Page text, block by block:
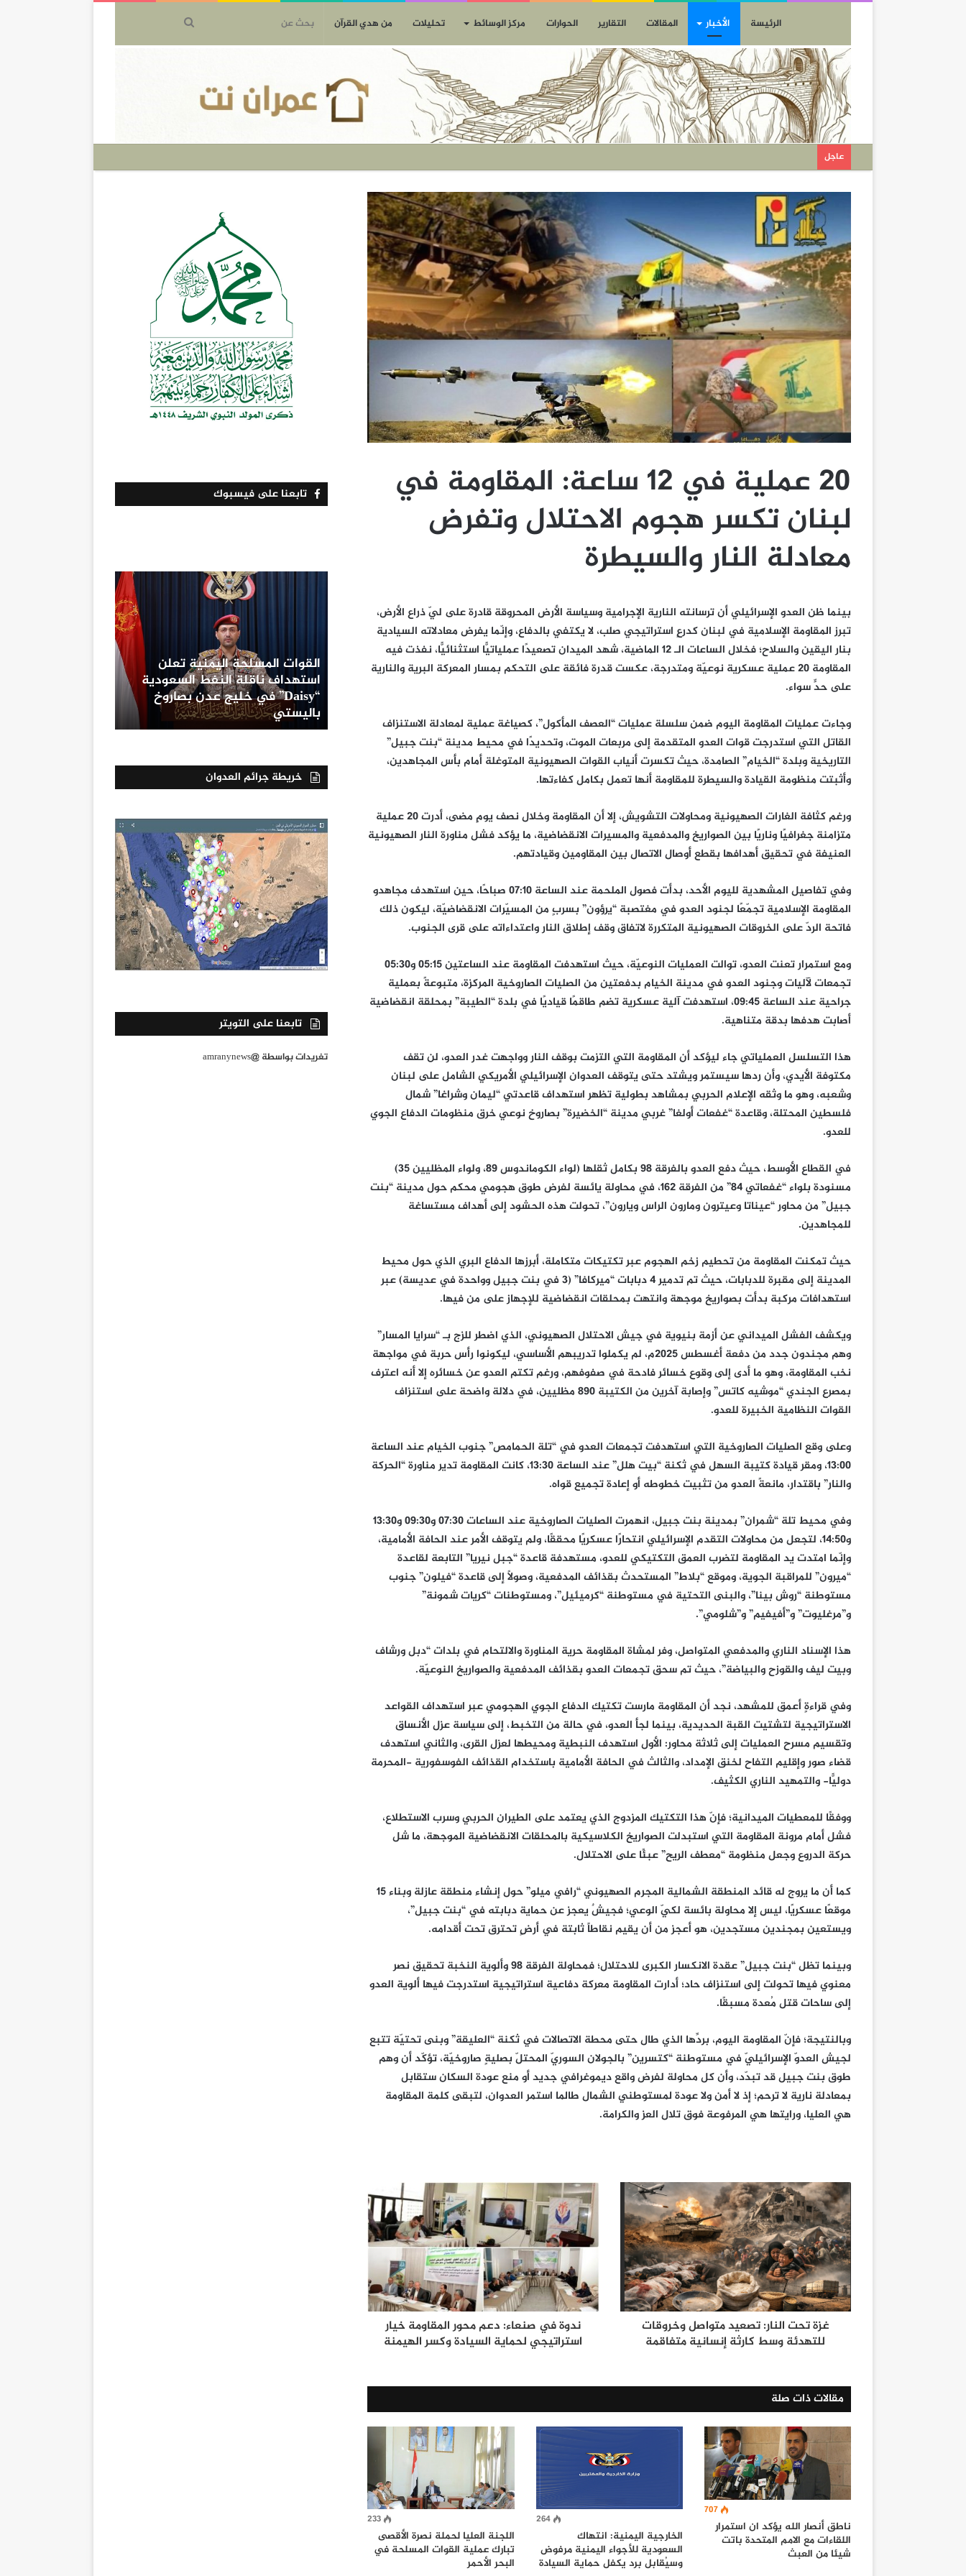
الرئيسة الأخبار المقالات التقارير الحوارات مركز الوسائط تحليلات من هدي القرآن
عاجل
20 عملية في 12 ساعة: المقاومة في
لبنان تكسر هجوم الاحتلال وتفرض
معادلة النار والسيطرة
بينما ظن العدو الإسرائيلي أن ترسانته النارية الإجرامية وسياسة الأرض المحروقة قادرة على ليّ ذراع الأرض،
تبرز المقاومة الإسلامية في لبنان كدرعٍ استراتيجي صلب، لا يكتفي بالدفاع، وإنّما يفرض معادلاته السيادية
بنار اليقين والسلاح؛ فخلال الساعات الـ 12 الماضية، شهد الميدان تصعيدًا عملياتيًّا استثنائيًّا، نفذت فيه
المقاومة 20 عملية عسكرية نوعيّة ومتدرجة، عكست قدرة فائقة على التحكم بمسار المعركة البرية والنارية
على حدٍّ سواء.
وجاءت عمليات المقاومة اليوم ضمن سلسلة عمليات “العصف المأكول”، كصياغة عملية لمعادلة الاستنزاف
القاتل التي استدرجت قوات العدو المتقدمة إلى مربعات الموت، وتحديدًا في محيط مدينة “بنت جبيل”
التاريخية وبلدة “الخيام” الصامدة، حيث تكسرت أنياب القوات الصهيونية المتوغلة أمام بأس المجاهدين،
وأثبتت منظومة القيادة والسيطرة للمقاومة أنها تعمل بكامل كفاءتها.
ورغم كثافة الغارات الصهيونية ومحاولات التشويش، إلا أن المقاومة وخلال نصف يومٍ مضى، أدرت 20 عملية
متزامنة جغرافيًا وناريًا بين الصواريخ والمدفعية والمسيرات الانقضاضية، ما يؤكد فشل مناورة النار الصهيونية
العنيفة في تحقيق أهدافها بقطع أوصال الاتصال بين المقاومين وقيادتهم.
وفي تفاصيل المشهدية لليوم الأحد، بدأت فصول الملحمة عند الساعة 07:10 صباحًا، حين استهدف مجاهدو
المقاومة الإسلامية تجمّعًا لجنود العدو في مغتصبة “يرؤون” بسربٍ من المسيّرات الانقضاضيّة، ليكون ذلك
فاتحة الردّ على الخروقات الصهيونية المتكررة لاتفاق وقف إطلاق النار واعتداءاته على قرى الجنوب.
ومع استمرار تعنت العدو، توالت العمليات النوعيّة، حيث استهدفت المقاومة عند الساعتين 05:15 و05:30
تجمعات لآليات وجنود العدو في مدينة الخيام بدفعتين من الصليات الصاروخية المركزة، متبوعةً بعملية
جراحية عند الساعة 09:45، استهدفت آلية عسكرية تضم طاقمًا قياديًا في بلدة “الطيبة” بمحلقة انقضاضية
أصابت هدفها بدقة متناهية.
هذا التسلسل العملياتي جاء ليؤكد أن المقاومة التي التزمت بوقف النار وواجهت غدر العدو، لن تقف
مكتوفة الأيدي، وأن ردها سيستمر ويشتد حتى يتوقف العدوان الإسرائيلي الأمريكي الشامل على لبنان
وشعبه، وهو ما وثقه الإعلام الحربي بمشاهد بطولية تظهر استهداف قاعدتي “ليمان وشراغا” شمال
فلسطين المحتلة، وقاعدة “غفعات أولغا” غربي مدينة “الخضيرة” بصاروخ نوعي خرق منظومات الدفاع الجوي
للعدو.
في القطاع الأوسط، حيث دفع العدو بالفرقة 98 بكامل ثقلها (لواء الكوماندوس 89، ولواء المظليين 35)
مسنودة بلواء “غفعاتي 84” من الفرقة 162، في محاولة يائسة لفرض طوق هجومي محكم حول مدينة “بنت
جبيل” من محاور “عيناتا وعيترون ومارون الراس ويارون”، تحولت هذه الحشود إلى أهداف مستساغة
للمجاهدين.
حيث تمكنت المقاومة من تحطيم زخم الهجوم عبر تكتيكات متكاملة، أبرزها الدفاع البري الذي حول محيط
المدينة إلى مقبرة للدبابات، حيث تم تدمير 4 دبابات “ميركافا” (3 في بنت جبيل وواحدة في عديسة) عبر
استهدافات مركبة بدأت بصواريخ موجهة وانتهت بمحلقات انقضاضية للإجهاز على من فيها.
ويكشف الفشل الميداني عن أزمة بنيوية في جيش الاحتلال الصهيوني، الذي اضطر للزج بـ “سرايا المسار”
وهم مجندون جدد من دفعة أغسطس 2025م، لم يكملوا تدريبهم الأساسي، ليكونوا رأس حربة في مواجهة
نخب المقاومة، وهو ما أدى إلى وقوع خسائر فادحة في صفوفهم، ورغم تكتم العدو عن خسائره إلا أنه اعترف
بمصرع الجندي “موشيه كاتس” وإصابة آخرين من الكتيبة 890 مظليين، في دلالة واضحة على استنزاف
القوات النظامية الخبيرة للعدو.
وعلى وقع الصليات الصاروخية التي استهدفت تجمعات العدو في “تلة الحمامص” جنوب الخيام عند الساعة
13:00، ومقر قيادة كتيبة السهل في ثكنة “بيت هلل” عند الساعة 13:30، كانت المقاومة تدير مناورة “الحركة
والنار” باقتدار، مانعةً العدو من تثبيت خطوطه أو إعادة تجميع قواه.
وفي محيط تلة “شمران” بمدينة بنت جبيل، انهمرت الصليات الصاروخية عند الساعات 07:30 و09:30 و13:30
و14:50، لتجعل من محاولات التقدم الإسرائيلي انتحارًا عسكريًا محققًا، ولم يتوقف الأمر عند الحافة الأمامية،
وإنّما امتدت يد المقاومة لتضرب العمق التكتيكي للعدو، مستهدفة قاعدة “جبل نيريا” التابعة لقاعدة
“ميرون” للمراقبة الجوية، وموقع “بلاط” المستحدث بقذائف المدفعية، وصولًا إلى قاعدة “فيلون” جنوب
مستوطنة “روش بينا”، والبنى التحتية في مستوطنة “كرميئيل”، ومستوطنات “كريات شمونة”
و”مرغليوت” و”أفيفيم” و”شلومي”.
هذا الإسناد الناري والمدفعي المتواصل، وفر لمشاة المقاومة حرية المناورة والالتحام في بلدات “دبل ورشاف
وبيت ليف والقوزح والبياضة”، حيث تم سحق تجمعات العدو بقذائف المدفعية والصواريخ النوعيّة.
وفي قراءةٍ أعمق للمشهد، نجد أن المقاومة مارست تكتيك الدفاع الجوي الهجومي عبر استهداف القواعد
الاستراتيجية لتشتيت القبة الحديدية، بينما لجأ العدو، في حالة من التخبط، إلى سياسة عزل الأنساق
وتقسيم مسرح العمليات إلى ثلاثة محاور: الأول استهدف النبطية ومحيطها لعزل القرى، والثاني استهدف
قضاء صور وإقليم التفاح لخنق الإمداد، والثالث في الحافة الأمامية باستخدام القذائف الفوسفورية -المحرمة
دوليًّا- والتمهيد الناري الكثيف.
ووفقًا للمعطيات الميدانية؛ فإنّ هذا التكتيك المزدوج الذي يعتمد على الطيران الحربي وسرب الاستطلاع،
فشل أمام مرونة المقاومة التي استبدلت الصواريخ الكلاسيكية بالمحلقات الانقضاضية الموجهة، ما شل
حركة الدروع وجعل منظومة “معطف الريح” عبئًا على الاحتلال.
كما أن ما يروج له قائد المنطقة الشمالية المجرم الصهيوني “رافي ميلو” حول إنشاء منطقة عازلة وبناء 15
موقعًا عسكريًا، ليس إلا محاولة بائسة لكيّ الوعي؛ فجيشٌ يعجز عن حماية دبابته في “بنت جبيل”،
ويستعين بمجندين مستجدين، هو أعجز من أن يقيم نقاطاً ثابتة في أرضٍ تحترق تحت أقدامه.
وبينما تظل “بنت جبيل” عقدة الانكسار الكبرى للاحتلال؛ فمحاولة الفرقة 98 وألوية النخبة تحقيق نصر
معنوي فيها تحولت إلى استنزاف حاد؛ أدارت المقاومة معركة دفاعية استراتيجية استدرجت فيها ألوية العدو
إلى ساحات قتل مُعدة مسبقًا.
وبالنتيجة؛ فإنّ المقاومة اليوم، بردِّها الذي طال حتى محطة الاتصالات في ثكنة “العليقة” وبنى تحتيّة تتبع
لجيش العدوّ الإسرائيليّ في مستوطنة “كتسرين” بالجولان السوريّ المحتلّ بصليةٍ صاروخيّة، تؤكّد أن وهم
طوق بنت جبيل قد تبدّد، وأن كل محاولة لفرض واقع ديموغرافي جديد أو منع عودة السكان ستقابل
بمعادلة نارية لا ترحم؛ إذ لا أمن ولا عودة لمستوطني الشمال طالما استمر العدوان، لتبقى كلمة المقاومة
هي العليا، ورايتها هي المرفوعة فوق تلال العز والكرامة.
غزة تحت النار: تصعيد متواصل وخروقات
للتهدئة وسط كارثة إنسانية متفاقمة
ندوة في صنعاء: دعم محور المقاومة خيار
استراتيجي لحماية السيادة وكسر الهيمنة
مقالات ذات صلة
707
ناطق أنصار الله يؤكد ان استمرار
اللقاءات مع الامم المتحدة باتت
شيئا من العبث
264
الخارجية اليمنية: انتهاك
السعودية للأجواء اليمنية مرفوض
وسيُقابل برد يكفل حماية السيادة
233
اللجنة العليا لحملة نصرة الأقصى
تبارك عملية القوات المسلحة في
البحر الأحمر
تابعنا على فيسبوك
القوات المسلحة اليمنية تعلن
استهداف ناقلة النفط السعودية
“Daisy” في خليج عدن بصاروخ
باليستي
خريطة جرائم العدوان
تابعنا على التويتر
تغريدات بواسطة @amranynews